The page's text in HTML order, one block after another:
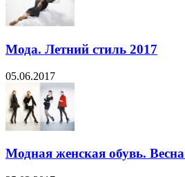
Мода. Летний стиль 2017
05.06.2017
Модная женская обувь. Весна